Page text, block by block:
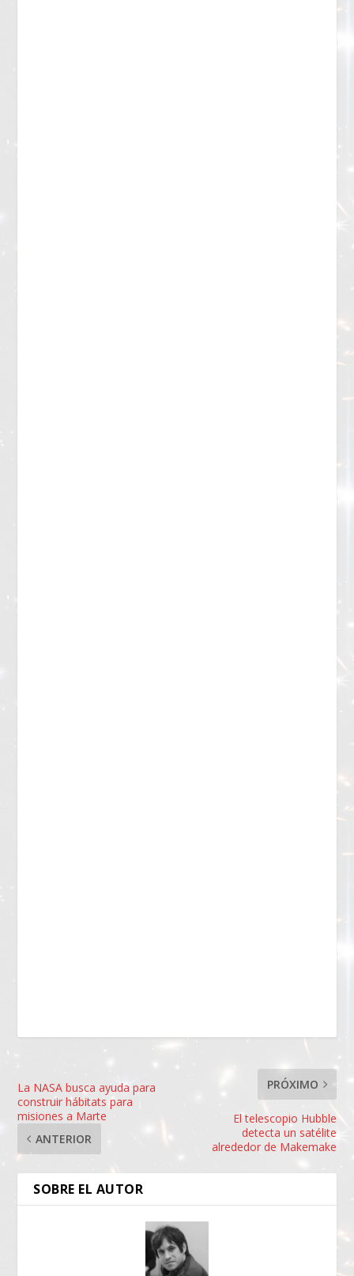
La NASA busca ayuda para
construir hábitats para
misiones a Marte
ANTERIOR
PRÓXIMO
El telescopio Hubble
detecta un satélite
alrededor de Makemake
SOBRE EL AUTOR